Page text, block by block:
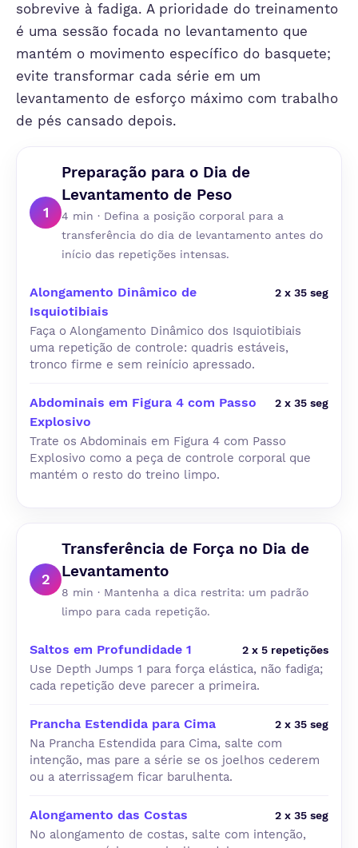
sobrevive à fadiga. A prioridade do treinamento
é uma sessão focada no levantamento que
mantém o movimento específico do basquete;
evite transformar cada série em um
levantamento de esforço máximo com trabalho
de pés cansado depois.
1
Preparação para o Dia de
Levantamento de Peso
4 min · Defina a posição corporal para a
transferência do dia de levantamento antes do
início das repetições intensas.
Alongamento Dinâmico de
Isquiotibiais
2 x 35 seg
Faça o Alongamento Dinâmico dos Isquiotibiais
uma repetição de controle: quadris estáveis,
tronco firme e sem reinício apressado.
Abdominais em Figura 4 com Passo
Explosivo
2 x 35 seg
Trate os Abdominais em Figura 4 com Passo
Explosivo como a peça de controle corporal que
mantém o resto do treino limpo.
2
Transferência de Força no Dia de
Levantamento
8 min · Mantenha a dica restrita: um padrão
limpo para cada repetição.
Saltos em Profundidade 1 2 x 5 repetições
Use Depth Jumps 1 para força elástica, não fadiga;
cada repetição deve parecer a primeira.
Prancha Estendida para Cima 2 x 35 seg
Na Prancha Estendida para Cima, salte com
intenção, mas pare a série se os joelhos cederem
ou a aterrissagem ficar barulhenta.
Alongamento das Costas 2 x 35 seg
No alongamento de costas, salte com intenção,